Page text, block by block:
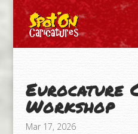
Eurocature
Workshop
Mar 17, 2026